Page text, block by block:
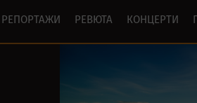
РЕПОРТАЖИ РЕВЮТА КОНЦЕРТИ